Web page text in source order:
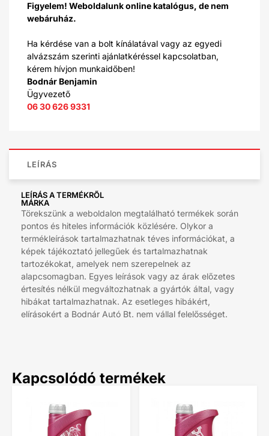
Figyelem! Weboldalunk online katalógus, de nem
webáruház.
Ha kérdése van a bolt kínálatával vagy az egyedi
alvázszám szerinti ajánlatkéréssel kapcsolatban,
kérem hívjon munkaidőben!
Bodnár Benjamin
Ügyvezető
06 30 626 9331
LEÍRÁS
LEÍRÁS A TERMÉKRŐL
MÁRKA
Törekszünk a weboldalon megtalálható termékek során
pontos és hiteles információk közlésére. Olykor a
termékleírások tartalmazhatnak téves információkat, a
képek tájékoztató jellegűek és tartalmazhatnak
tartozékokat, amelyek nem szerepelnek az
alapcsomagban. Egyes leírások vagy az árak előzetes
értesítés nélkül megváltozhatnak a gyártók által, vagy
hibákat tartalmazhatnak. Az esetleges hibákért,
elírásokért a Bodnár Autó Bt. nem vállal felelősséget.
Kapcsolódó termékek